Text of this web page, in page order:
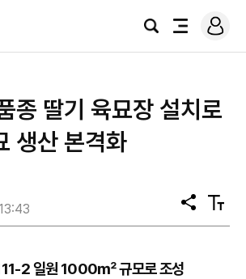
검
전
로
그
종 딸기 육묘장 설치로
생산 본격화
공
유
텍
스
2 일원 1000㎡ 규모로 조성